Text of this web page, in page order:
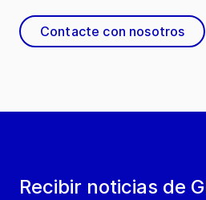
Recibir noticias de
Contacte con nosotros